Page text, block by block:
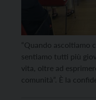
“Quando ascoltiamo
sentiamo tutti più
vita, oltre ad
comunità”. È la